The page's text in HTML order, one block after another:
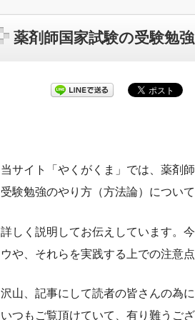
薬剤師国家試験の受験勉
当サイト「やくがくま」では、薬剤
受験勉強のやり方（方法論）について
詳しく説明してお伝えしています。
ウや、それらを実践する上での注意
沢山、記事にして読者の皆さんの為
いつもご覧頂けていて、有り難うござ